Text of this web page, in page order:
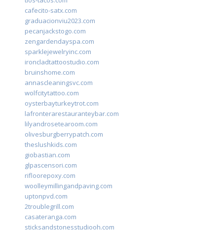
cafecito-satx.com
graduacionviu2023.com
pecanjackstogo.com
zengardendayspa.com
sparklejewelryinc.com
ironcladtattoostudio.com
bruinshome.com
annascleaningsvc.com
wolfcitytattoo.com
oysterbayturkeytrot.com
lafronterarestauranteybar.com
lilyandrosetearoom.com
olivesburgberrypatch.com
theslushkids.com
giobastian.com
glpascensori.com
rifloorepoxy.com
woolleymillingandpaving.com
uptonpvd.com
2troublegrill.com
casateranga.com
sticksandstonesstudiooh.com